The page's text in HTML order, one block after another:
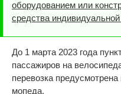
оборудованием или
средства
До 1 марта 2023 года
пассажиров на
перевозка
мопеда.